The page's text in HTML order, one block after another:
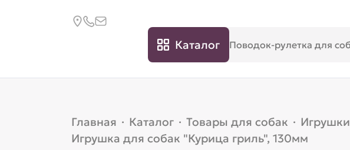
Каталог
Главная · Каталог · Товары для собак · Игрушки
Игрушка для собак "Курица гриль", 130мм